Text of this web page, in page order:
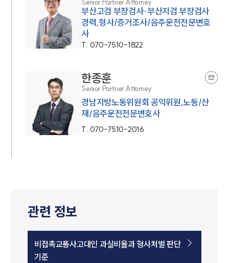
부산고검 부장검사·부산지검 부장검사
경력,형사/증거조사/음주운전전문변호
사
T. 070-7510-1822
한종훈
Senior Partner Attorney
경남지방노동위원회 공익위원,노동/산
재/음주운전전문변호사
T. 070-7510-2016
관련 정보
비접촉교통사고대인 과실비율과 형사처벌 판단
기준